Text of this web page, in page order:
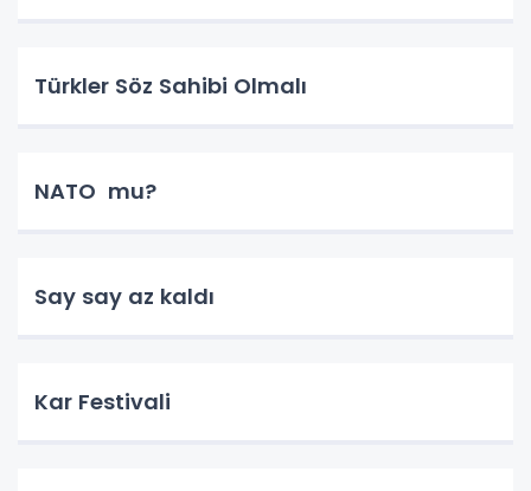
Türkler Söz Sahibi Olmalı
NATO mu?
Say say az kaldı
Kar Festivali